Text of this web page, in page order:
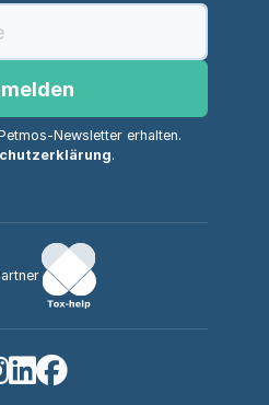
Newsletter erhalten.
.